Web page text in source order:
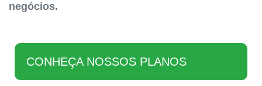
negócios.
CONHEÇA NOSSOS PLANOS